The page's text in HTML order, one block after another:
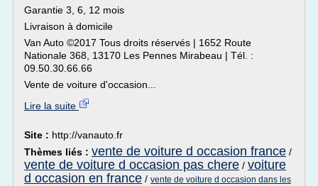
Garantie 3, 6, 12 mois
Livraison à domicile
Van Auto ©2017 Tous droits réservés | 1652 Route
Nationale 368, 13170 Les Pennes Mirabeau | Tél. :
09.50.30.66.66
Vente de voiture d'occasion...
Lire la suite
Site : http://vanauto.fr
Thèmes liés : vente de voiture d occasion france /
vente de voiture d occasion pas chere / voiture
d occasion en france / vente de voiture d occasion dans les